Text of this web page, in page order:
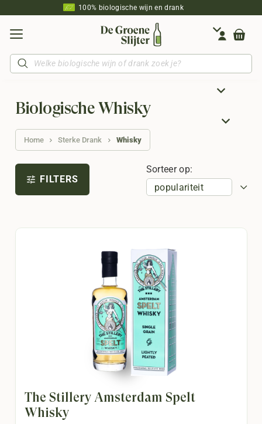
100% biologische wijn en drank
Producten
zoeken
The Stillery Amsterdam Spelt
Whisky
Biologische Whisky
Home Sterke Drank Whisky
tune FILTERS
Sorteer op: